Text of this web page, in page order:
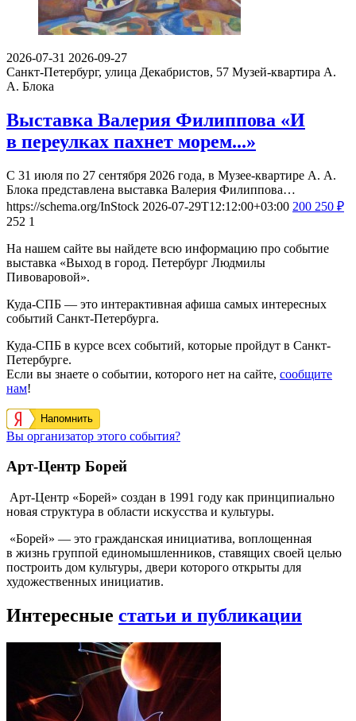
2026-07-31 2026-09-27
Санкт-Петербург, улица Декабристов, 57 Музей-квартира А.
А. Блока
Выставка Валерия Филиппова «И
в переулках пахнет морем...»
С 31 июля по 27 сентября 2026 года, в Музее-квартире А. А.
Блока представлена выставка Валерия Филиппова…
https://schema.org/InStock 2026-07-29T12:12:00+03:00 200 250 ₽
252 1
На нашем сайте вы найдете всю информацию про событие
выставка «Выход в город. Петербург Людмилы
Пивоваровой».
Куда-СПБ — это интерактивная афиша самых интересных
событий Санкт-Петербурга.
Куда-СПБ в курсе всех событий, которые пройдут в Санкт-
Петербурге.
Если вы знаете о событии, которого нет на сайте, сообщите
нам!
Напомнить
Вы организатор этого события?
Арт-Центр Борей
Арт-Центр «Борей» создан в 1991 году как принципиально
новая структура в области искусства и культуры.
«Борей» — это гражданская инициатива, воплощенная
в жизнь группой единомышленников, ставящих своей целью
построить дом культуры, двери которого открыты для
художественных инициатив.
Интересные статьи и публикации